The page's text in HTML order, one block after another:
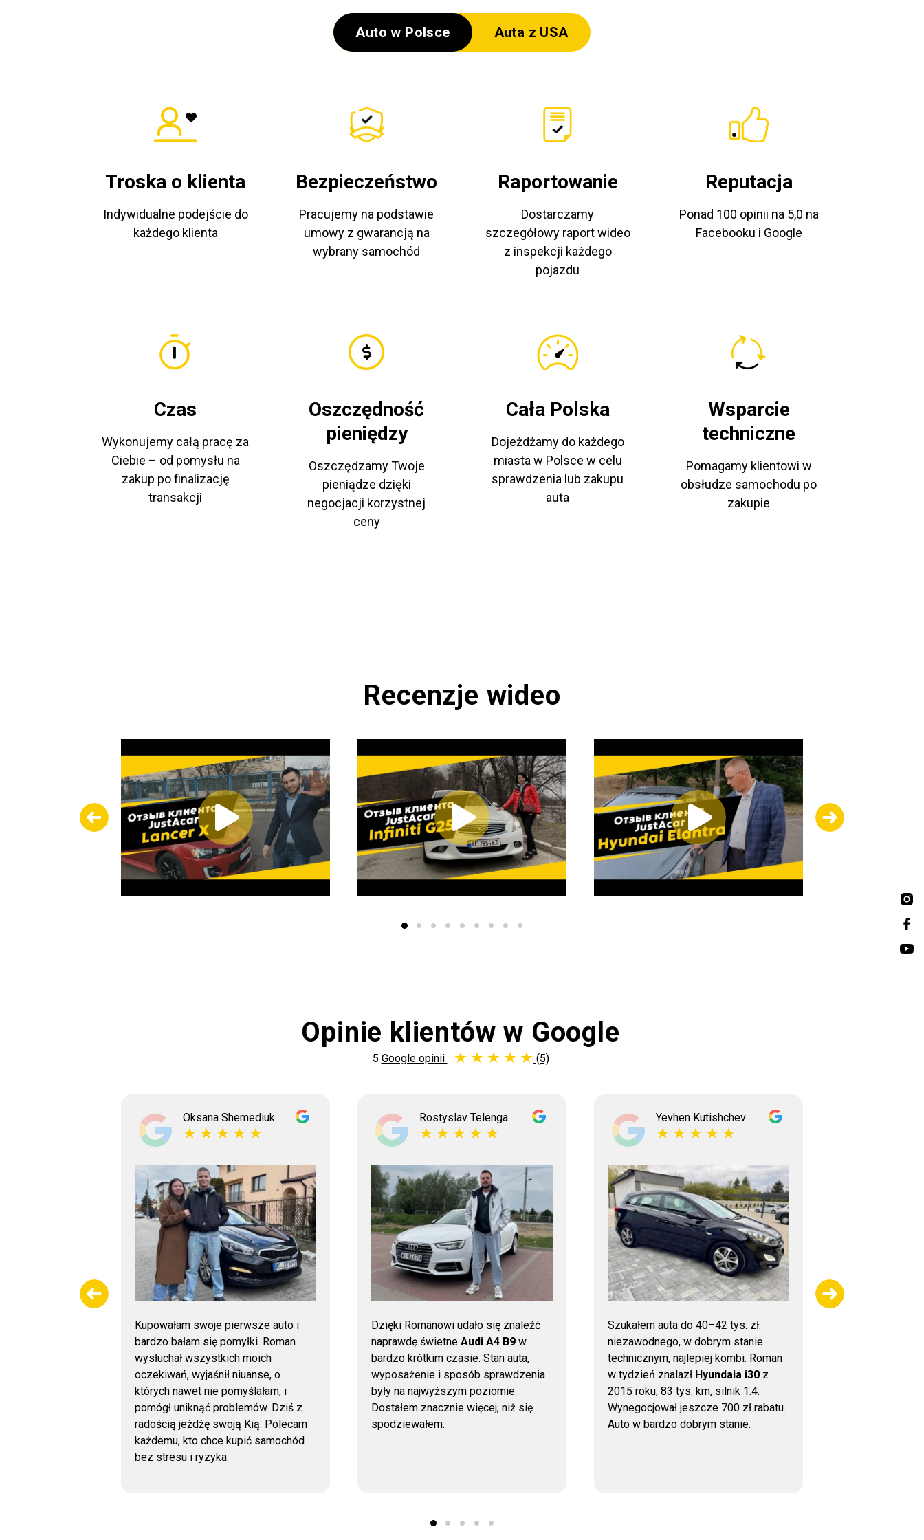
Auto w Polsce Auta z USA
Troska o klienta
Indywidualne podejście do
każdego klienta
Bezpieczeństwo
Pracujemy na podstawie
umowy z gwarancją na
wybrany samochód
Raportowanie
Dostarczamy
szczegółowy raport wideo
z inspekcji każdego
pojazdu
Reputacja
Ponad 100 opinii na 5,0 na
Facebooku i Google
Czas
Wykonujemy całą pracę za
Ciebie – od pomysłu na
zakup po finalizację
transakcji
Oszczędność
pieniędzy
Oszczędzamy Twoje
pieniądze dzięki
negocjacji korzystnej
ceny
Cała Polska
Dojeżdżamy do każdego
miasta w Polsce w celu
sprawdzenia lub zakupu
auta
Wsparcie
techniczne
Pomagamy klientowi w
obsłudze samochodu po
zakupie
Recenzje wideo
Opinie klientów w Google
5 Google opinii (5)
Oksana Shemediuk
Kupowałam swoje pierwsze auto i
bardzo bałam się pomyłki. Roman
wysłuchał wszystkich moich
oczekiwań, wyjaśnił niuanse, o
których nawet nie pomyślałam, i
pomógł uniknąć problemów. Dziś z
radością jeżdżę swoją Kią. Polecam
każdemu, kto chce kupić samochód
bez stresu i ryzyka.
Rostyslav Telenga
Dzięki Romanowi udało się znaleźć
naprawdę świetne Audi A4 B9 w
bardzo krótkim czasie. Stan auta,
wyposażenie i sposób sprawdzenia
były na najwyższym poziomie.
Dostałem znacznie więcej, niż się
spodziewałem.
Yevhen Kutishchev
Szukałem auta do 40–42 tys. zł:
niezawodnego, w dobrym stanie
technicznym, najlepiej kombi. Roman
w tydzień znalazł Hyundaia i30 z
2015 roku, 83 tys. km, silnik 1.4.
Wynegocjował jeszcze 700 zł rabatu.
Auto w bardzo dobrym stanie.